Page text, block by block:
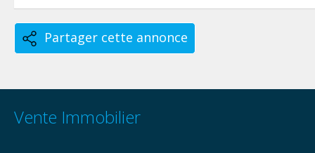
Partager cette annonce
Vente Immobilier